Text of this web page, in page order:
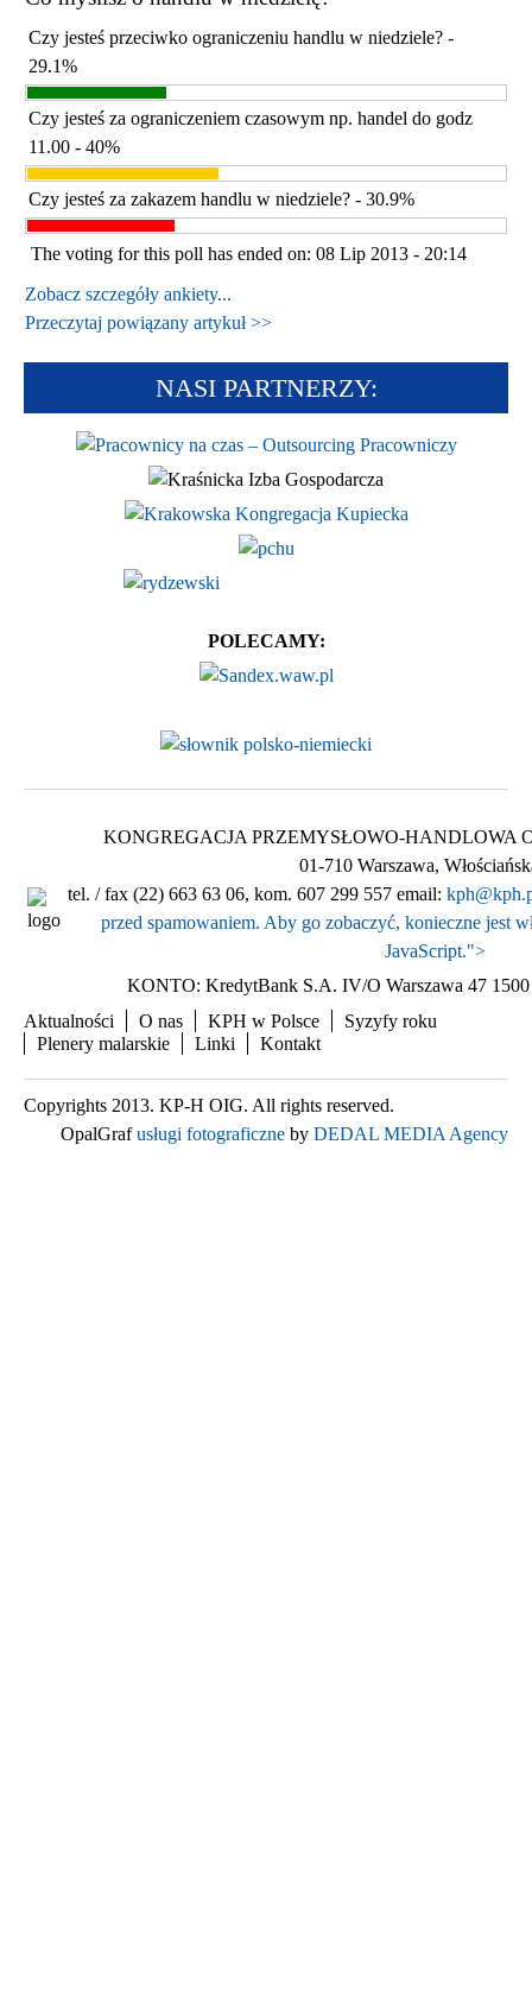
Czy jesteś przeciwko ograniczeniu handlu w niedziele? -
29.1%
Czy jesteś za ograniczeniem czasowym np. handel do godz
11.00 - 40%
Czy jesteś za zakazem handlu w niedziele? - 30.9%
The voting for this poll has ended on: 08 Lip 2013 - 20:14
Zobacz szczegóły ankiety...
Przeczytaj powiązany artykuł >>
NASI PARTNERZY:
POLECAMY:
KONGREGACJA PRZEMYSŁOWO-HANDLOWA
01-710 Warszawa,
tel. / fax (22) 663 63 06, kom. 607 299 557 email:
przed spamowaniem. Aby go zobaczyć, konieczne jest
JavaScript.">
KONTO: KredytBank S.A. IV/O Warszawa 47 1500
Aktualności
O nas KPH w Polsce
Syzyfy roku
Plenery malarskie
Linki Kontakt
Copyrights 2013. KP-H OIG. All rights reserved.
OpalGrafusługi fotograficzne by DEDAL MEDIA Agency